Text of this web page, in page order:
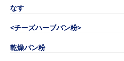
なす
<チーズハーブパン粉>
乾燥パン粉